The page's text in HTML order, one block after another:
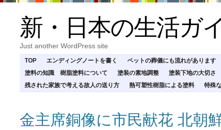
新・日本の生活ガ
Just another WordPress site
TOP エンディングノートを書く
ペットの葬儀にも流れがあります
塗料の知識 樹脂塗料について
塗装の素地調整
塗装下地の大切さ
残された家族で考える故人の送り方
熱可塑性樹脂による塗料 特殊
金主席銅像に市民献花 北朝